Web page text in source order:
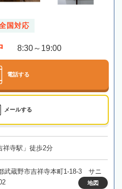
国対応
8:30～19:00
電話する
メールする
祥寺駅」徒歩2分
武蔵野市吉祥寺本町1-18-3 サニ
地図